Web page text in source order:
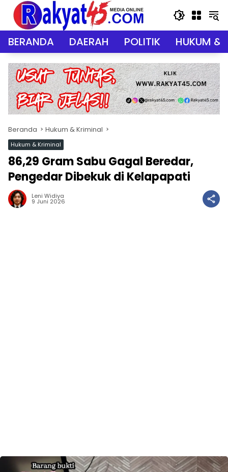
Langsung
konten
BERANDA DAERAH POLITIK HUKUM &
Beranda Hukum & Kriminal
Hukum & Kriminal
86,29 Gram Sabu Gagal Beredar,
Pengedar Dibekuk di Kelapapati
Leni Widiya
9 Juni 2026